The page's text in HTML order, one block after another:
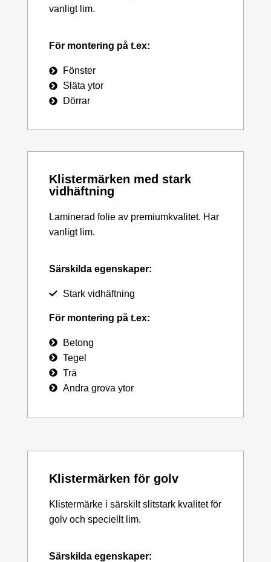
vanligt lim.
För montering på t.ex:
Fönster
Släta ytor
Dörrar
Klistermärken med stark
vidhäftning
Laminerad folie av premiumkvalitet. Har
vanligt lim.
Särskilda egenskaper:
Stark vidhäftning
För montering på t.ex:
Betong
Tegel
Trä
Andra grova ytor
Klistermärken för golv
Klistermärke i särskilt slitstark kvalitet för
golv och speciellt lim.
Särskilda egenskaper: